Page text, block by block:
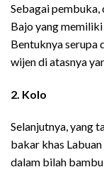
Sebagai
Bajo yang
Bentuknya serupa
wijen di atasnya
2. Kolo
Selanjutnya, yang
bakar khas
dalam bilah